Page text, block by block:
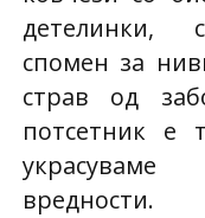
детелинки,
спомен за
страв од
потсетник
вредности.